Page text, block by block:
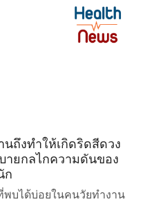
นถึงทำให้เกิดริดสีดวง
ายกลไกความดันของ
ก
บได้บ่อยในคนวัยทำงาน